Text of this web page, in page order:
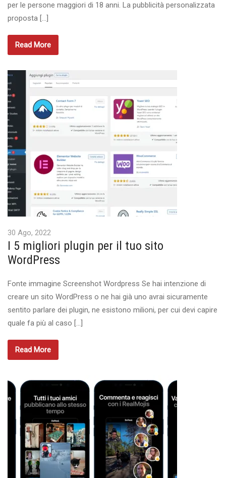
per le persone maggiori di 18 anni. La pubblicità personalizzata
proposta […]
Read More
30 Ago, 2022
I 5 migliori plugin per il tuo sito
WordPress
Fonte immagine Screenshot Wordpress Se hai intenzione di
creare un sito WordPress o ne hai già uno avrai sicuramente
sentito parlare dei plugin, ne esistono milioni, per cui devi capire
quale fa più al caso […]
Read More